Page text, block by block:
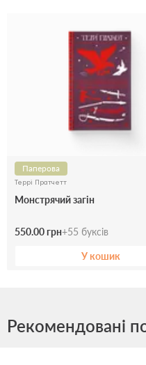
Паперова
Террі Пратчетт
Монстрячий загін
550.00 грн+55 буксів
У кошик
Рекомендовані